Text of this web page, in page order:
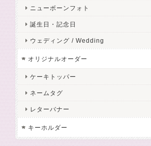
ニューボーンフォト
誕生日・記念日
ウェディング / Wedding
オリジナルオーダー
ケーキトッパー
ネームタグ
レターバナー
キーホルダー